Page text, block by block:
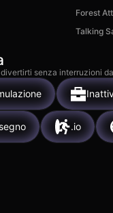
Forest
Talking
senza interruzioni
.io